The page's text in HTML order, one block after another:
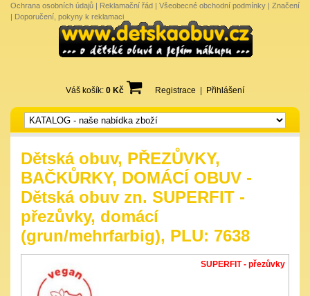
Ochrana osobních údajů | Reklamační řád | Všeobecné obchodní podmínky | Značení
| Doporučení, pokyny k reklamaci
Váš košík: 0 Kč Registrace Přihlášení
Dětská obuv, PŘEZŮVKY,
BAČKŮRKY, DOMÁCÍ OBUV -
Dětská obuv zn. SUPERFIT -
přezůvky, domácí
(grun/mehrfarbig), PLU: 7638
SUPERFIT - přezůvky